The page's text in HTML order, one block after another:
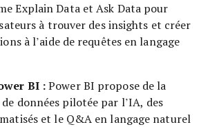
Explain Data et Ask Data pour
à trouver des insights et créer
à l’aide de requêtes en langage
BI :Power BI propose de la
données pilotée par l’IA, des
et le Q&A en langage naturel